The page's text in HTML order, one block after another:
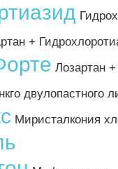
+
Лозартан
двулопастного
Миристалкония